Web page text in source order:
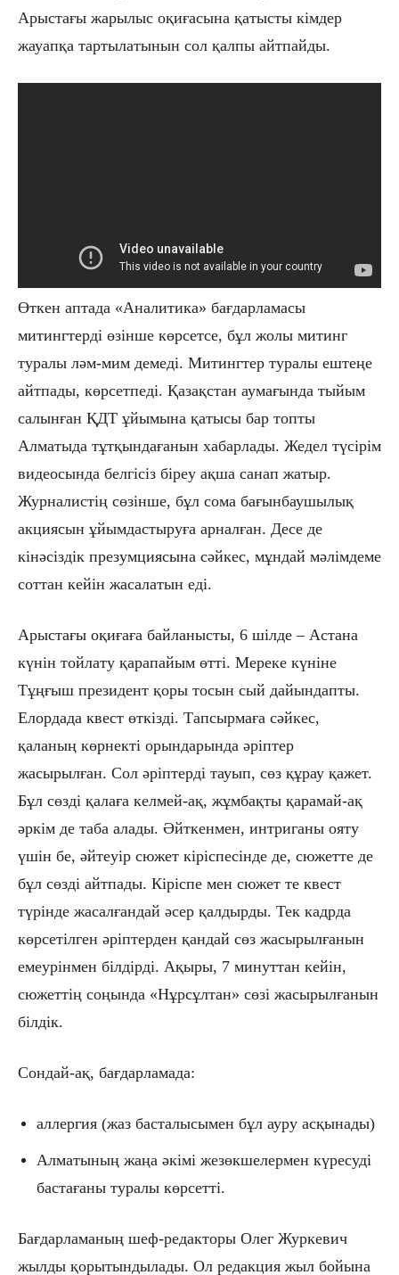
Арыстағы жарылыс оқиғасына қатысты кімдер
жауапқа тартылатынын сол қалпы айтпайды.
Өткен аптада «Аналитика» бағдарламасы
митингтерді өзінше көрсетсе, бұл жолы митинг
туралы ләм-мим демеді. Митингтер туралы ештеңе
айтпады, көрсетпеді. Қазақстан аумағында тыйым
салынған ҚДТ ұйымына қатысы бар топты
Алматыда тұтқындағанын хабарлады. Жедел түсірім
видеосында белгісіз біреу ақша санап жатыр.
Журналистің сөзінше, бұл сома бағынбаушылық
акциясын ұйымдастыруға арналған. Десе де
кінәсіздік презумциясына сәйкес, мұндай мәлімдеме
соттан кейін жасалатын еді.
Арыстағы оқиғаға байланысты, 6 шілде – Астана
күнін тойлату қарапайым өтті. Мереке күніне
Тұңғыш президент қоры тосын сый дайындапты.
Елордада квест өткізді. Тапсырмаға сәйкес,
қаланың көрнекті орындарында әріптер
жасырылған. Сол әріптерді тауып, сөз құрау қажет.
Бұл сөзді қалаға келмей-ақ, жұмбақты қарамай-ақ
әркім де таба алады. Әйткенмен, интриганы ояту
үшін бе, әйтеуір сюжет кіріспесінде де, сюжетте де
бұл сөзді айтпады. Кіріспе мен сюжет те квест
түрінде жасалғандай әсер қалдырды. Тек кадрда
көрсетілген әріптерден қандай сөз жасырылғанын
емеурінмен білдірді. Ақыры, 7 минуттан кейін,
сюжеттің соңында «Нұрсұлтан» сөзі жасырылғанын
білдік.
Сондай-ақ, бағдарламада:
аллергия (жаз басталысымен бұл ауру асқынады)
Алматының жаңа әкімі жезөкшелермен күресуді
бастағаны туралы көрсетті.
Бағдарламаның шеф-редакторы Олег Журкевич
жылды қорытындылады. Ол редакция жыл бойына